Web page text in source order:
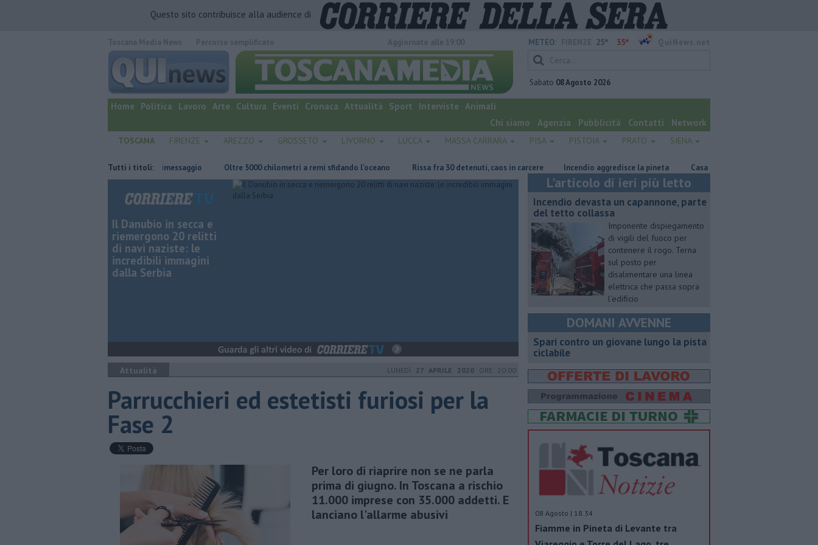
Questo sito contribuisce alla audience di
quotidiano online.
METEO: 25° 35°
Sabato 08 Agosto 2026
Home Politica Lavoro Arte Cultura Eventi Cronaca Attualità Sport Interviste Animali
Chi siamo
Agenzia Pubblicità Contatti Network
TOSCANA FIRENZE AREZZO GROSSETO LIVORNO LUCCA MASSA CARRARA PISA PISTOIA PRATO SIENA
Tutti i titoli:
Casa inagibile dopo il rogo nel rimessaggio Oltre 5000 chilometri a remi sfidando l'oceano Rissa fra 30 detenuti, caos in carcere Incendio aggredisce la pineta Casa inagibile dopo il rogo nel
Il Danubio in secca e
riemergono 20 relitti
di navi naziste: le
incredibili immagini
dalla Serbia
Attualità LUNEDÌ 27 APRILE 2020 ORE 20:00
Parrucchieri ed estetisti furiosi per la
Fase 2
Per loro di riaprire non se ne parla
prima di giugno. In Toscana a rischio
11.000 imprese con 35.000 addetti. E
lanciano l'allarme abusivi
L'articolo di ieri più letto
Incendio devasta un capannone, parte
del tetto collassa
Imponente dispiegamento
di vigili del fuoco per
contenere il rogo. Terna
sul posto per
disalimentare una linea
elettrica che passa sopra
l’edificio
DOMANI AVVENNE
Spari contro un giovane lungo la pista
ciclabile
08 Agosto | 18.34
Fiamme in Pineta di Levante tra